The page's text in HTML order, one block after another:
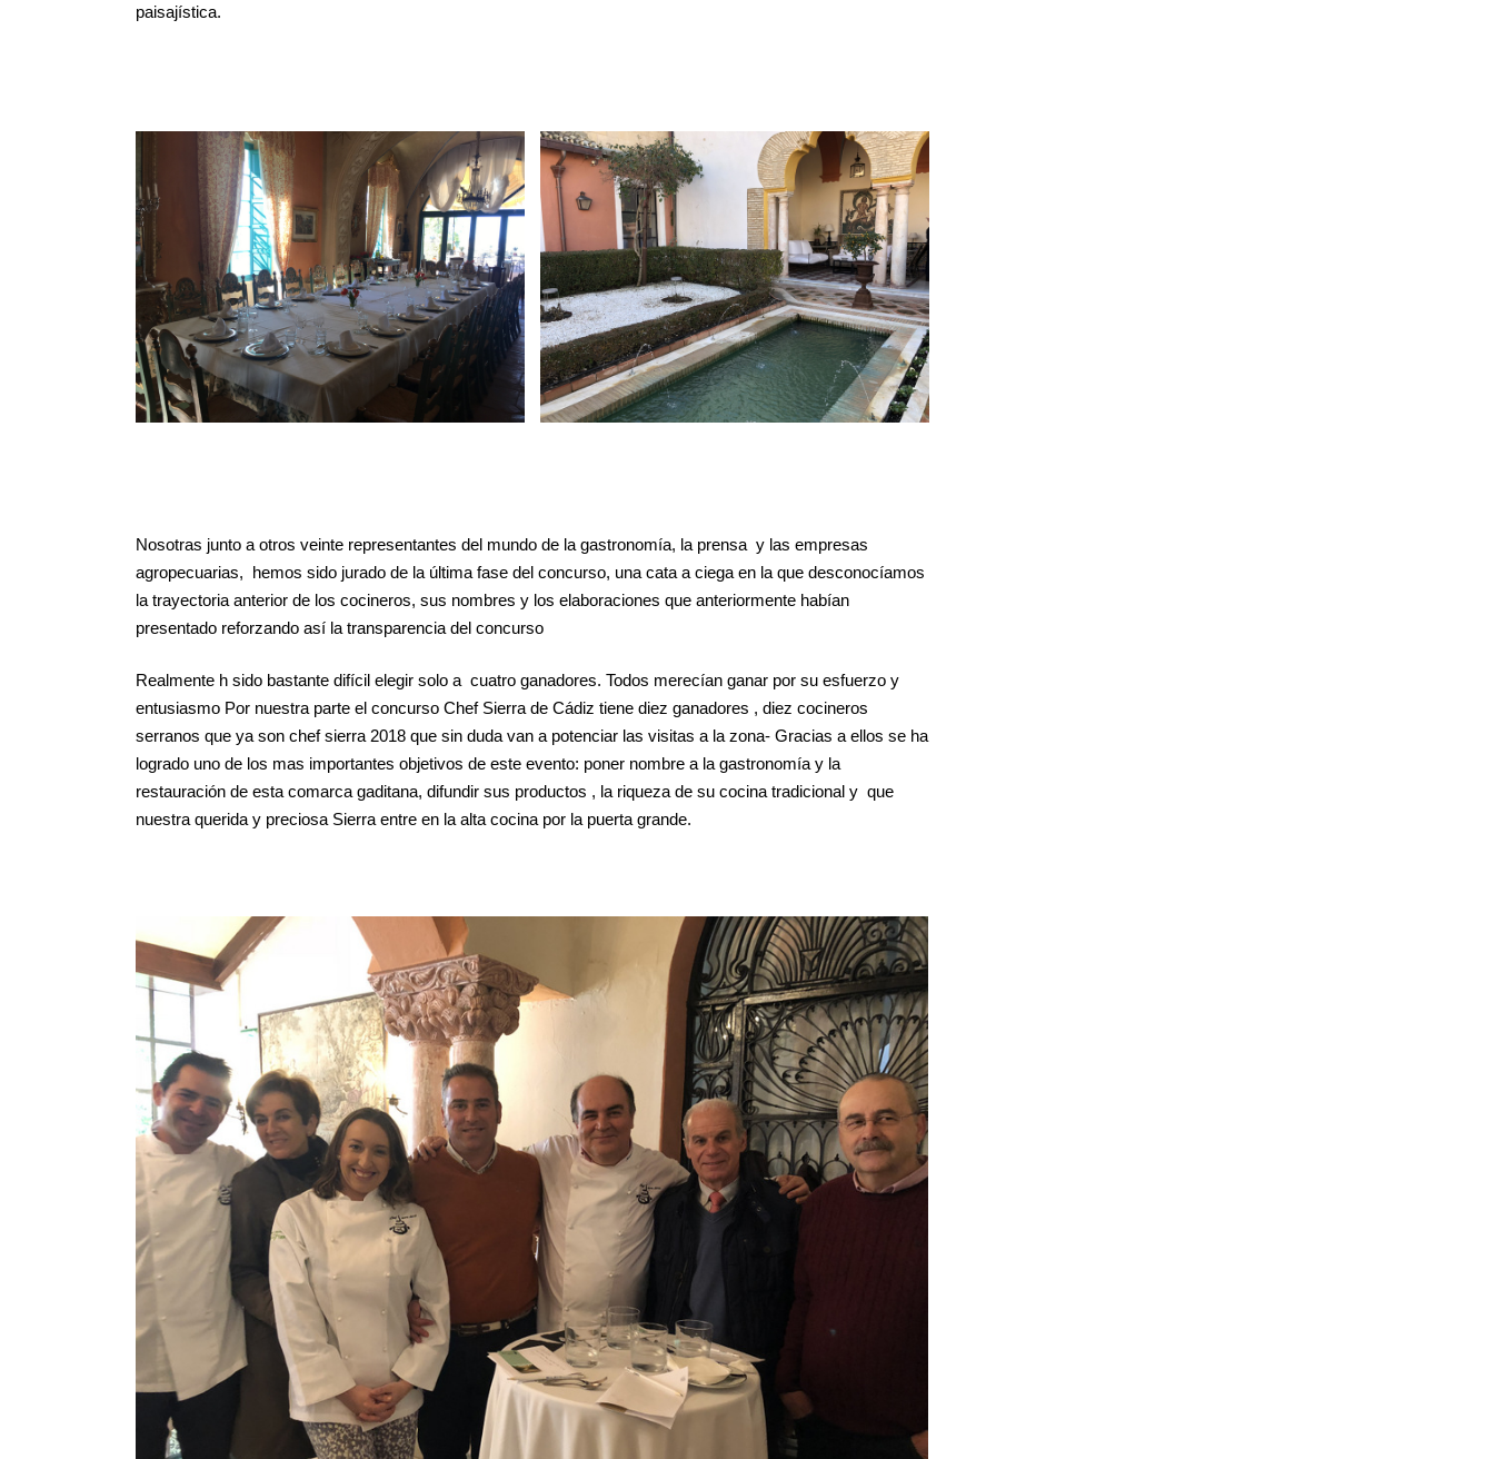
paisajística.
Nosotras junto a otros veinte representantes del mundo de la gastronomía, la prensa y las empresas
agropecuarias, hemos sido jurado de la última fase del concurso, una cata a ciega en la que desconocíamos
la trayectoria anterior de los cocineros, sus nombres y los elaboraciones que anteriormente habían
presentado reforzando así la transparencia del concurso
Realmente h sido bastante difícil elegir solo a cuatro ganadores. Todos merecían ganar por su esfuerzo y
entusiasmo Por nuestra parte el concurso Chef Sierra de Cádiz tiene diez ganadores , diez cocineros
serranos que ya son chef sierra 2018 que sin duda van a potenciar las visitas a la zona- Gracias a ellos se ha
logrado uno de los mas importantes objetivos de este evento: poner nombre a la gastronomía y la
restauración de esta comarca gaditana, difundir sus productos , la riqueza de su cocina tradicional y que
nuestra querida y preciosa Sierra entre en la alta cocina por la puerta grande.